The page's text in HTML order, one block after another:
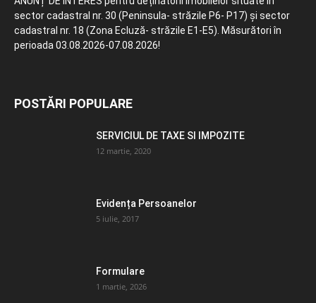
sector cadastral nr. 30 (Peninsula- străzile P6- P17) și sector
cadastral nr. 18 (Zona Ecluză- străzile E1-E5). Măsurători în
perioada 03.08.2026-07.08.2026!
POSTĂRI POPULARE
SERVICIUL DE TAXE SI IMPOZITE
12 martie, 2020
Evidența Persoanelor
5 iulie, 2017
Formulare
1 martie, 2026